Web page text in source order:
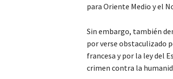
para Oriente Medio y el
Sin embargo, también
por verse obstaculizado
francesa y por la ley del
crimen contra la